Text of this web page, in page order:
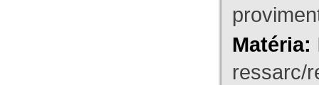
Matéria:
ressarc/